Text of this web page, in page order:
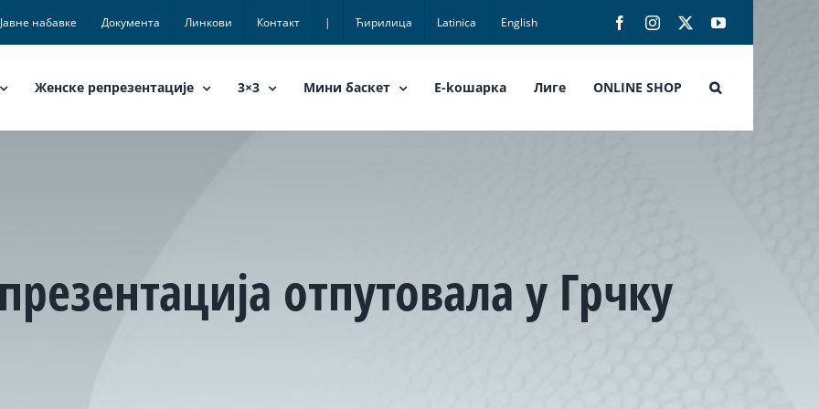
Јавне набавке Документа Линкови Контакт | Ћирилица Latinica English FacebookInstagram YouTube
Женске репрезентације 3×3 Мини баскет E-koшарка Лиге ONLINE SHOP
отпутовала у Грчку